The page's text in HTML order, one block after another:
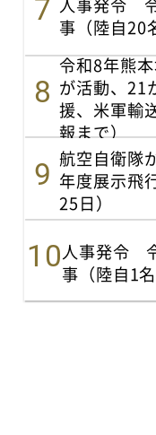
事（陸自20
令和8年熊
が活動、21
援、米軍輸
報まで）
航空自衛隊
年度展示飛
25日）
人事発令
事（陸自1